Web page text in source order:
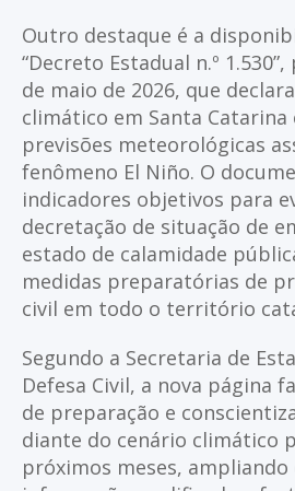
Outro destaque é a
“Decreto Estadual n.º
de maio de 2026, que
climático em Santa Catarina
previsões meteorológicas
fenômeno El Niño. O
indicadores objetivos para
decretação de situação de
estado de calamidade
medidas preparatórias de
civil em todo o território
Segundo a Secretaria de
Defesa Civil, a nova página
de preparação e
diante do cenário climático
próximos meses, ampliando